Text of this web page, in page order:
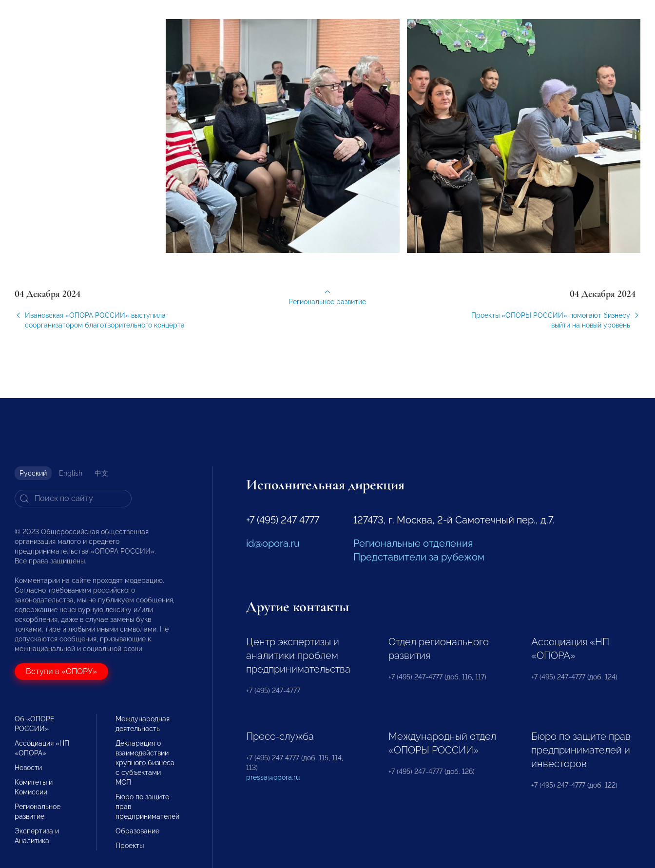
04 Декабря 2024
Ивановская «ОПОРА РОССИИ» выступила
соорганизатором благотворительного концерта
04 Декабря 2024
Проекты «ОПОРЫ РОССИИ» помогают бизнесу
выйти на новый уровень
Региональное развитие
Русский English 中文
© 2023 Общероссийская общественная
организация малого и среднего
предпринимательства «ОПОРА РОССИИ».
Все права защищены.
Комментарии на сайте проходят модерацию.
Согласно требованиям российского
законодательства, мы не публикуем сообщения,
содержащие нецензурную лексику и/или
оскорбления, даже в случае замены букв
точками, тире и любыми иными символами. Не
допускаются сообщения, призывающие к
межнациональной и социальной розни.
Вступи в «ОПОРУ»
Об «ОПОРЕ
РОССИИ»
Ассоциация «НП
«ОПОРА»
Новости
Комитеты и
Комиссии
Региональное
развитие
Экспертиза и
Аналитика
Международная
деятельность
Декларация о
взаимодействии
крупного бизнеса
с субъектами
МСП
Бюро по защите
прав
предпринимателей
Образование
Проекты
Исполнительная дирекция
+7 (495) 247 4777
id@opora.ru
127473, г. Москва, 2-й Самотечный пер., д.7.
Региональные отделения
Представители за рубежом
Другие контакты
Центр экспертизы и
аналитики проблем
предпринимательства
+7 (495) 247-4777
Отдел регионального
развития
+7 (495) 247-4777 (доб. 116, 117)
Ассоциация «НП
«ОПОРА»
+7 (495) 247-4777 (доб. 124)
Пресс-служба
+7 (495) 247 4777 (доб. 115, 114,
113)
pressa@opora.ru
Международный отдел
«ОПОРЫ РОССИИ»
+7 (495) 247-4777 (доб. 126)
Бюро по защите прав
предпринимателей и
инвесторов
+7 (495) 247-4777 (доб. 122)